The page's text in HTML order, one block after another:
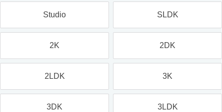
Studio SLDK
2K 2DK
2LDK 3K
3DK 3LDK